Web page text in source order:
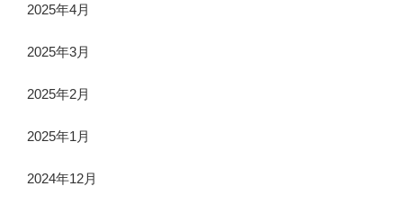
2025年4月
2025年3月
2025年2月
2025年1月
2024年12月